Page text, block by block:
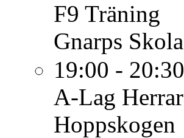
F9 Träning
Gnarps Skola
19:00 - 20:30
A-Lag Herrar
Hoppskogen